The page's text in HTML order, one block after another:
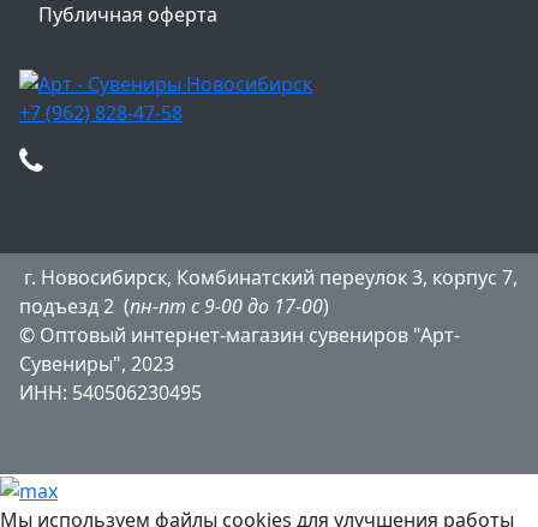
Публичная оферта
+7 (962) 828-47-58
г. Новосибирск, Комбинатский переулок 3, корпус 7,
подъезд 2 (пн-пт с 9-00 до 17-00)
© Оптовый интернет-магазин сувениров "Арт-
Сувениры", 2023
ИНН: 540506230495
Мы используем файлы cookies для улучшения работы